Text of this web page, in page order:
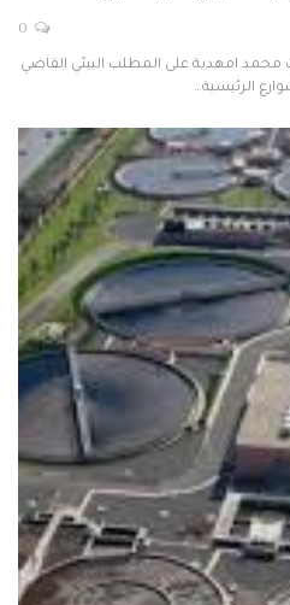
محمد امهدية على المطلب البيئي القاضي
الرئيسية…